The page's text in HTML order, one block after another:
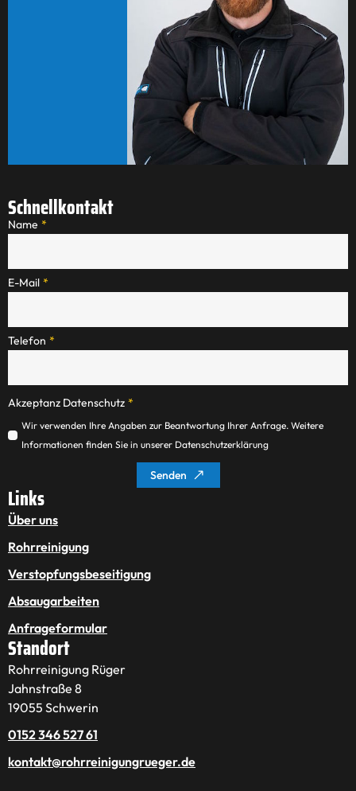
Schnellkontakt
Name *
E-Mail *
Telefon *
Akzeptanz Datenschutz *
Wir verwenden Ihre Angaben zur Beantwortung Ihrer Anfrage. Weitere
Informationen finden Sie in unserer Datenschutzerklärung
Senden
Links
Über uns
Rohrreinigung
Verstopfungsbeseitigung
Absaugarbeiten
Anfrageformular
Standort
Rohrreinigung Rüger
Jahnstraße 8
19055 Schwerin
0152 346 527 61
kontakt@rohrreinigungrueger.de